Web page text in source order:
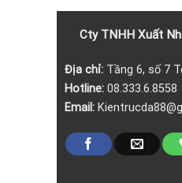
Cty TNHH Xuất
Địa chỉ: Tầng 6, số 7
Hotline:08.333.6.8558
Email: